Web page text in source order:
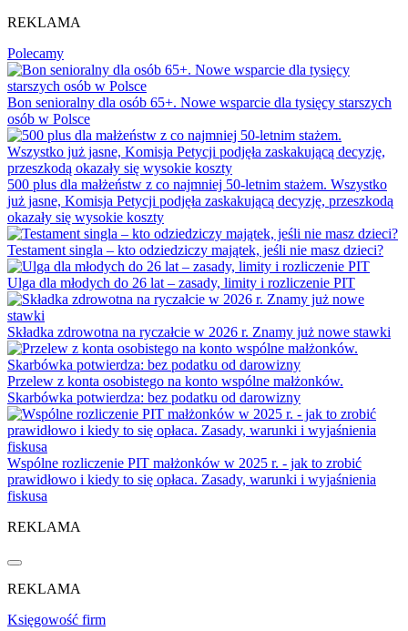
REKLAMA
Polecamy
Bon senioralny dla osób 65+. Nowe wsparcie dla tysięcy starszych
osób w Polsce
500 plus dla małżeństw z co najmniej 50-letnim stażem. Wszystko
już jasne, Komisja Petycji podjęła zaskakującą decyzję, przeszkodą
okazały się wysokie koszty
Testament singla – kto odziedziczy majątek, jeśli nie masz dzieci?
Ulga dla młodych do 26 lat – zasady, limity i rozliczenie PIT
Składka zdrowotna na ryczałcie w 2026 r. Znamy już nowe stawki
Przelew z konta osobistego na konto wspólne małżonków.
Skarbówka potwierdza: bez podatku od darowizny
Wspólne rozliczenie PIT małżonków w 2025 r. - jak to zrobić
prawidłowo i kiedy to się opłaca. Zasady, warunki i wyjaśnienia
fiskusa
REKLAMA
REKLAMA
Księgowość firm